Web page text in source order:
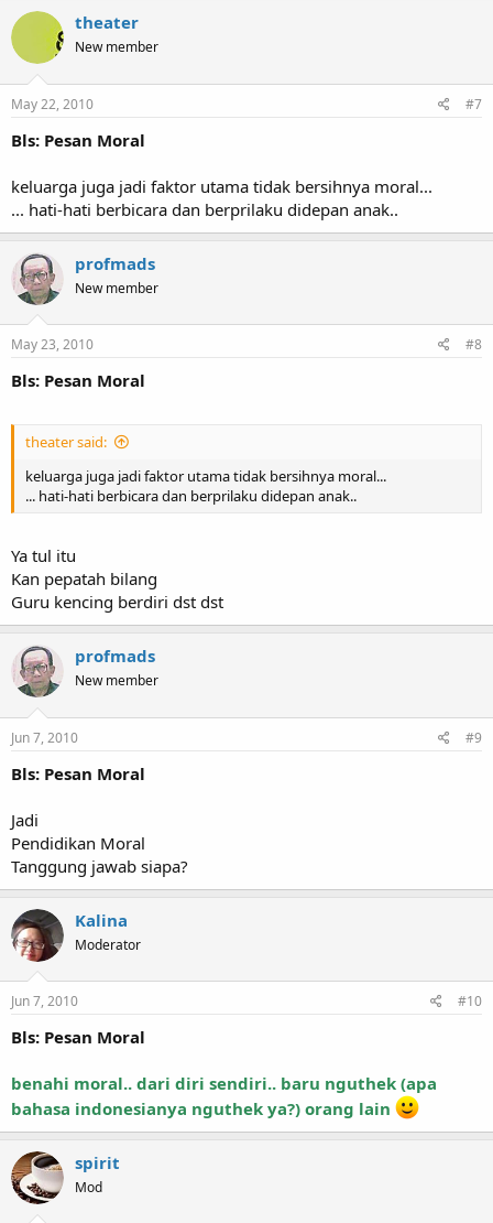
theater
New member
May 22, 2010 #7
Bls: Pesan Moral
keluarga juga jadi faktor utama tidak bersihnya moral...
... hati-hati berbicara dan berprilaku didepan anak..
profmads
New member
May 23, 2010 #8
Bls: Pesan Moral
theater said:
keluarga juga jadi faktor utama tidak bersihnya moral...
... hati-hati berbicara dan berprilaku didepan anak..
Ya tul itu
Kan pepatah bilang
Guru kencing berdiri dst dst
profmads
New member
Jun 7, 2010 #9
Bls: Pesan Moral
Jadi
Pendidikan Moral
Tanggung jawab siapa?
Kalina
Moderator
Jun 7, 2010 #10
Bls: Pesan Moral
benahi moral.. dari diri sendiri.. baru nguthek (apa
bahasa indonesianya nguthek ya?) orang lain
spirit
Mod